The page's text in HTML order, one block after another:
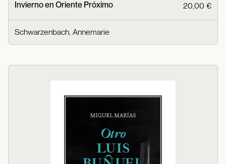
Invierno en Oriente Próximo 20,00 €
Schwarzenbach, Annemarie